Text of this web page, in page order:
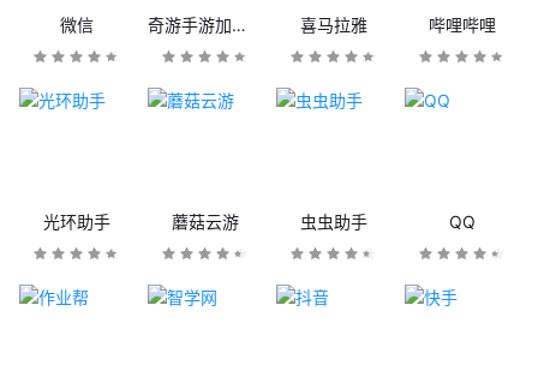
微信 奇游手游加速器 喜马拉雅 哔哩哔哩
光环助手 蘑菇云游 虫虫助手 QQ